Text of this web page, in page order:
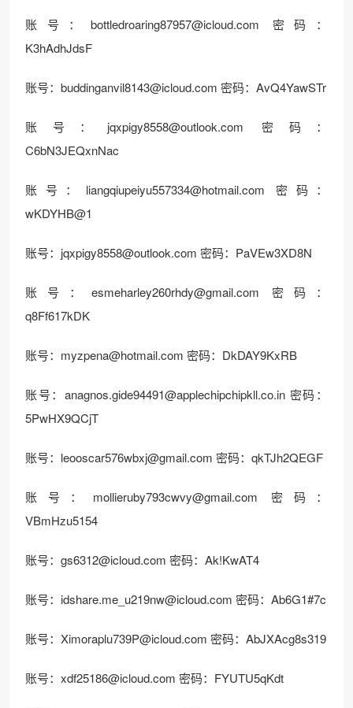
账号：bottledroaring87957@icloud.com 密码：
K3hAdhJdsF
账号：buddinganvil8143@icloud.com 密码：AvQ4YawSTr
账号：jqxpigy8558@outlook.com 密码：
C6bN3JEQxnNac
账号：liangqiupeiyu557334@hotmail.com 密码：
wKDYHB@1
账号：jqxpigy8558@outlook.com 密码：PaVEw3XD8N
账号：esmeharley260rhdy@gmail.com 密码：
q8Ff617kDK
账号：myzpena@hotmail.com 密码：DkDAY9KxRB
账号：anagnos.gide94491@applechipchipkll.co.in 密码：
5PwHX9QCjT
账号：leooscar576wbxj@gmail.com 密码：qkTJh2QEGF
账号：mollieruby793cwvy@gmail.com 密码：
VBmHzu5154
账号：gs6312@icloud.com 密码：Ak!KwAT4
账号：idshare.me_u219nw@icloud.com 密码：Ab6G1#7c
账号：Ximoraplu739P@icloud.com 密码：AbJXAcg8s319
账号：xdf25186@icloud.com 密码：FYUTU5qKdt